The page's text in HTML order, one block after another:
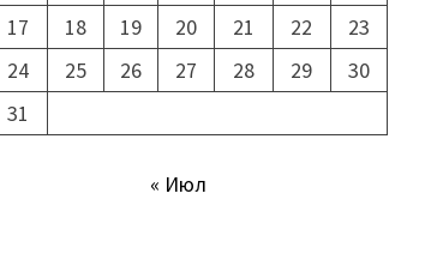
17
18 19 20 21 22
23
24
25 26 27 28 29
30
31
« Июл